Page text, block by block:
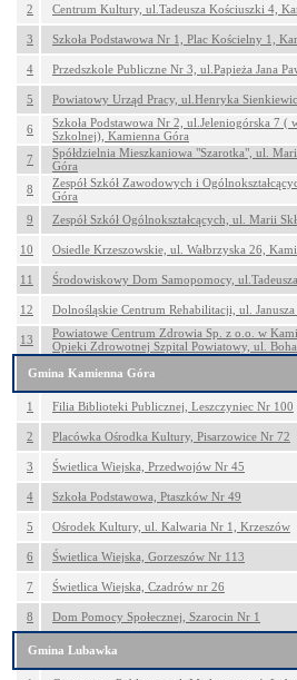
2 Centrum Kultury, ul.Tadeusza Kościuszki 4,
3 Szkoła Podstawowa Nr 1, Plac Kościelny 1,
4 Przedszkole Publiczne Nr 3, ul.Papieża Jana
5 Powiatowy Urząd Pracy, ul.Henryka
6
Szkoła Podstawowa Nr 2, ul.Jeleniogórska 7
Szkolnej), Kamienna Góra
7
Spółdzielnia Mieszkaniowa "Szarotka", ul.
Góra
8
Zespół Szkół Zawodowych i
Góra
9
Zespół Szkół Ogólnokształcących, ul. Marii
10 Osiedle Krzeszowskie, ul. Wałbrzyska 26,
11 Środowiskowy Dom Samopomocy,
12 Dolnośląskie Centrum Rehabilitacji, ul.
13
Powiatowe Centrum Zdrowia Sp. z o.o. w
Opieki Zdrowotnej Szpital Powiatowy, ul.
Gmina Kamienna Góra
1 Filia Biblioteki Publicznej, Leszczyniec Nr 100
2 Placówka Ośrodka Kultury, Pisarzowice Nr 72
3 Świetlica Wiejska, Przedwojów Nr 45
4 Szkoła Podstawowa, Ptaszków Nr 49
5 Ośrodek Kultury, ul. Kalwaria Nr 1, Krzeszów
6 Świetlica Wiejska, Gorzeszów Nr 113
7 Świetlica Wiejska, Czadrów nr 26
8 Dom Pomocy Społecznej, Szarocin Nr 1
Gmina Lubawka